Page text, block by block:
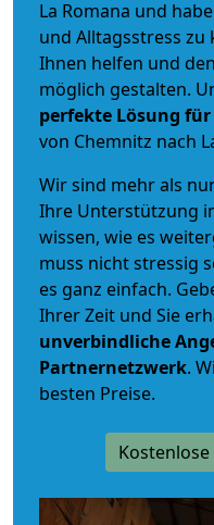
La Romana und
und Alltagsstress zu
Ihnen helfen und
möglich gestalten.
perfekte Lösung
von Chemnitz nach
Wir sind mehr als
Ihre Unterstützung
wissen, wie es
muss nicht stressig
es ganz einfach.
Ihrer Zeit und Sie
unverbindliche
Partnernetzwerk.
besten Preise.